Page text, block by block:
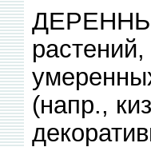
(напр.,